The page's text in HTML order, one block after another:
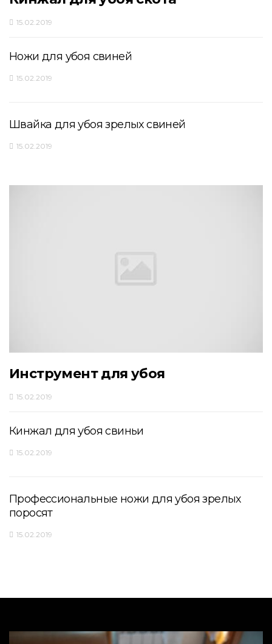
15.02.2019
Ножи для убоя свиней
15.02.2019
Швайка для убоя зрелых свиней
15.02.2019
Инструмент для убоя
15.02.2019
Кинжал для убоя свиньи
15.02.2019
Профессиональные ножи для убоя зрелых
поросят
15.02.2019